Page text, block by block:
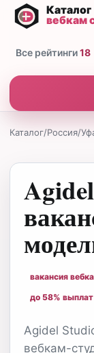
Все рейтинги18
Каталог/Россия/
вакансия
до 58% выплат
Agidel
вебкам-